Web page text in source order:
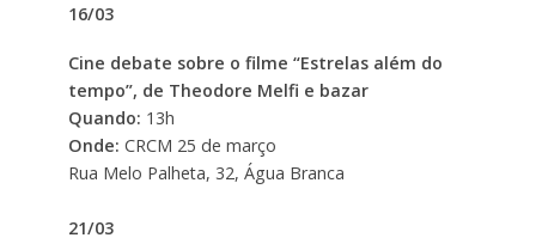
16/03
Cine debate sobre o filme “Estrelas além do
tempo”, de Theodore Melfi e bazar
Quando: 13h
Onde: CRCM 25 de março
Rua Melo Palheta, 32, Água Branca
21/03